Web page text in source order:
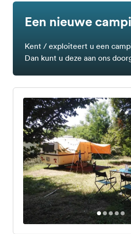
Een nieuwe
Kent / exploiteert u een
Dan kunt u deze aan ons